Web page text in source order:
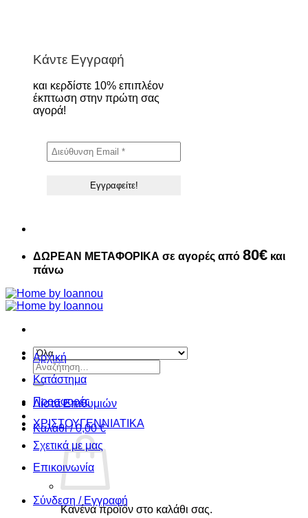
Κάντε Εγγραφή
και κερδίστε 10% επιπλέον
έκπτωση στην πρώτη σας
αγορά!
ΔΩΡΕΑΝ ΜΕΤΑΦΟΡΙΚΑ σε αγορές από 80€ και
πάνω
Αναζήτηση
για:
Λίστα Επιθυμιών
Καλάθι /0,00€
Κανένα προϊόν στο καλάθι σας.
Αρχική
Κατάστημα
Προσφορές
ΧΡΙΣΤΟΥΓΕΝΝIATIKA
Σχετικά με μας
Επικοινωνία
Σύνδεση / Εγγραφή